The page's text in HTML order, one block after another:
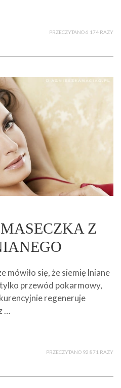
PRZECZYTANO 6 174 RAZY
Z
mówiło się, że siemię lniane
tylko przewód pokarmowy,
regeneruje
…
PRZECZYTANO 92 871 RAZY